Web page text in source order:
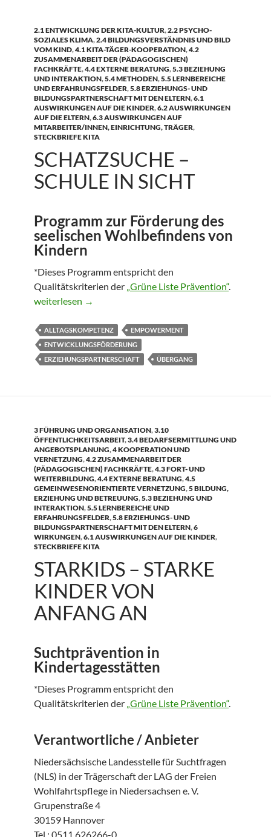
2.1 ENTWICKLUNG DER KITA-KULTUR,2.2 PSYCHO-
SOZIALES KLIMA,2.4 BILDUNGSVERSTÄNDNIS UND BILD
VOM KIND,4.1 KITA-TÄGER-KOOPERATION,4.2
ZUSAMMENARBEIT DER (PÄDAGOGISCHEN)
FACHKRÄFTE,4.4 EXTERNE BERATUNG,5.3 BEZIEHUNG
UND INTERAKTION,5.4 METHODEN,5.5 LERNBEREICHE
UND ERFAHRUNGSFELDER,5.8 ERZIEHUNGS- UND
BILDUNGSPARTNERSCHAFT MIT DEN ELTERN,6.1
AUSWIRKUNGEN AUF DIE KINDER,6.2 AUSWIRKUNGEN
AUF DIE ELTERN,6.3 AUSWIRKUNGEN AUF
MITARBEITER/INNEN, EINRICHTUNG, TRÄGER,
STECKBRIEFE KITA
SCHATZSUCHE –
SCHULE IN SICHT
Programm zur Förderung des
seelischen Wohlbefindens von
Kindern
*Dieses Programm entspricht den
Qualitätskriterien der „Grüne Liste Prävention“.
Schatzsuche – Schule in Sicht
weiterlesen →
ALLTAGSKOMPETENZ
EMPOWERMENT
ENTWICKLUNGSFÖRDERUNG
ERZIEHUNGSPARTNERSCHAFT
ÜBERGANG
3 FÜHRUNG UND ORGANISATION,3.10
ÖFFENTLICHKEITSARBEIT,3.4 BEDARFSERMITTLUNG UND
ANGEBOTSPLANUNG,4 KOOPERATION UND
VERNETZUNG,4.2 ZUSAMMENARBEIT DER
(PÄDAGOGISCHEN) FACHKRÄFTE,4.3 FORT- UND
WEITERBILDUNG,4.4 EXTERNE BERATUNG,4.5
GEMEINWESENORIENTIERTE VERNETZUNG,5 BILDUNG,
ERZIEHUNG UND BETREUUNG,5.3 BEZIEHUNG UND
INTERAKTION,5.5 LERNBEREICHE UND
ERFAHRUNGSFELDER,5.8 ERZIEHUNGS- UND
BILDUNGSPARTNERSCHAFT MIT DEN ELTERN,6
WIRKUNGEN,6.1 AUSWIRKUNGEN AUF DIE KINDER,
STECKBRIEFE KITA
STARKIDS – STARKE
KINDER VON
ANFANG AN
Suchtprävention in
Kindertagesstätten
*Dieses Programm entspricht den
Qualitätskriterien der „Grüne Liste Prävention“.
Verantwortliche / Anbieter
Niedersächsische Landesstelle für Suchtfragen
(NLS) in der Trägerschaft der LAG der Freien
Wohlfahrtspflege in Niedersachsen e. V.
Grupenstraße 4
30159 Hannover
Tel.: 0511 626266-0